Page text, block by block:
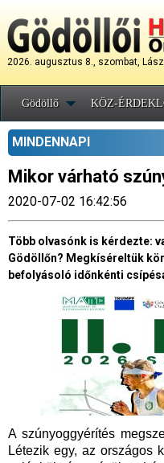
2026. augusztus 8., szombat,
Gödöllő KÖZ-
MINDENNAPI
Mikor várható
2020-07-02 16:42:56
Több olvasónk is kérdezte:
Gödöllőn? Megkíséreltük
befolyásoló időnkénti
A szúnyoggyérítés
Létezik egy, az országos